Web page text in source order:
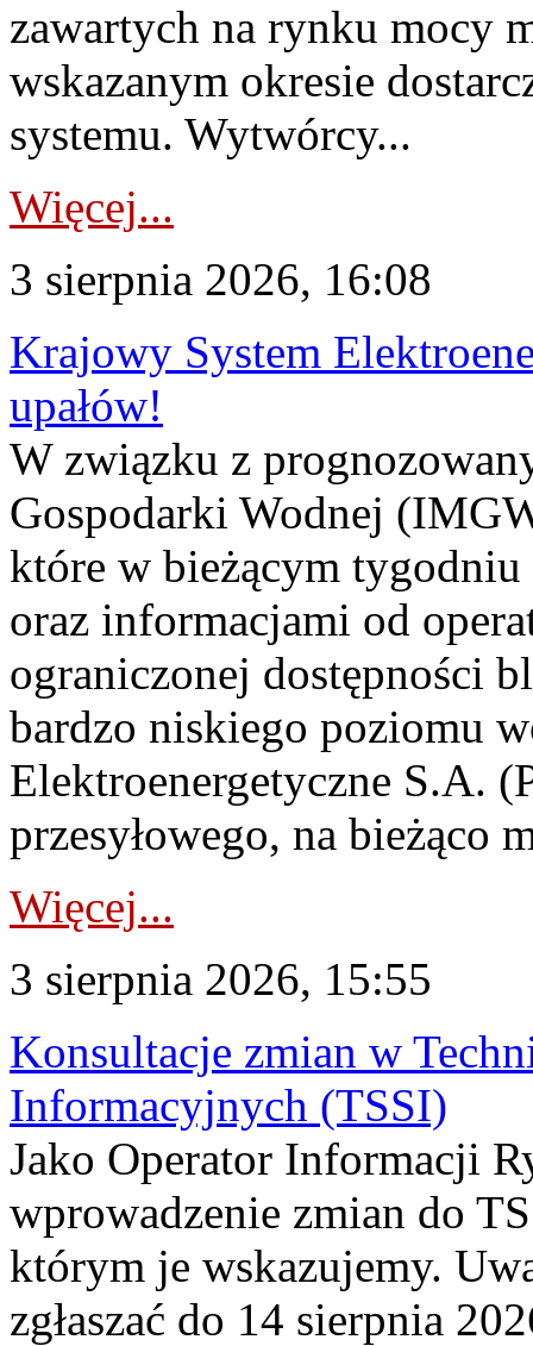
zawartych na rynku mocy
wskazanym okresie
systemu. Wytwórcy...
Więcej...
3 sierpnia 2026, 16:08
Krajowy System
upałów!
W związku z
Gospodarki Wodnej
które w bieżącym tygodniu
oraz informacjami od
ograniczonej dostępności
bardzo niskiego poziomu
Elektroenergetyczne S.A.
przesyłowego, na bieżąco
Więcej...
3 sierpnia 2026, 15:55
Konsultacje zmian w
Informacyjnych (TSSI)
Jako Operator Informacji
wprowadzenie zmian do
którym je wskazujemy.
zgłaszać do 14 sierpnia